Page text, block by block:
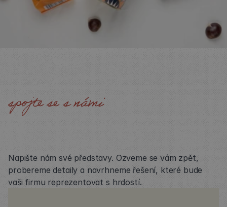
spojte se s námi
Napište nám své představy. Ozveme se vám zpět,
probereme detaily a navrhneme řešení, které bude
vaši firmu reprezentovat s hrdostí.